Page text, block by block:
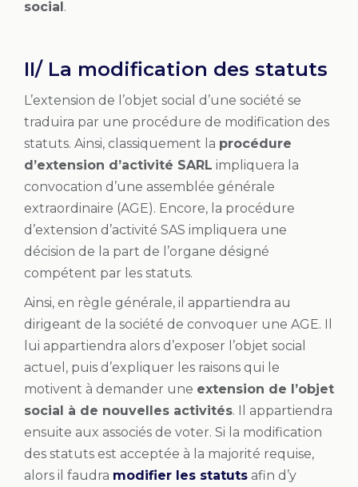
social.
II/ La modification des statuts
L’extension de l’objet social d’une société se
traduira par une procédure de modification des
statuts. Ainsi, classiquement la procédure
d’extension d’activité SARL impliquera la
convocation d’une assemblée générale
extraordinaire (AGE). Encore, la procédure
d’extension d’activité SAS impliquera une
décision de la part de l’organe désigné
compétent par les statuts.
Ainsi, en règle générale, il appartiendra au
dirigeant de la société de convoquer une AGE. Il
lui appartiendra alors d’exposer l’objet social
actuel, puis d’expliquer les raisons qui le
motivent à demander une extension de l’objet
social à de nouvelles activités. Il appartiendra
ensuite aux associés de voter. Si la modification
des statuts est acceptée à la majorité requise,
alors il faudra modifier les statuts afin d’y